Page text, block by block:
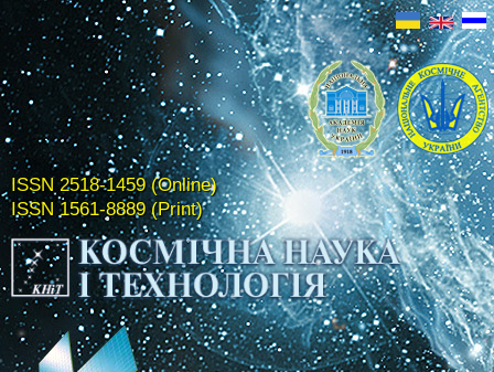
ISSN 2518-1459 (Online)
ISSN 1561-8889 (Print)